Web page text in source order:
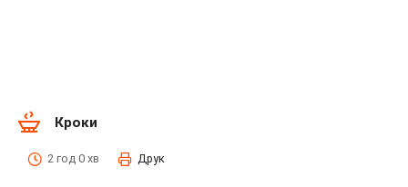
Кроки
2 год 0 хв Друк